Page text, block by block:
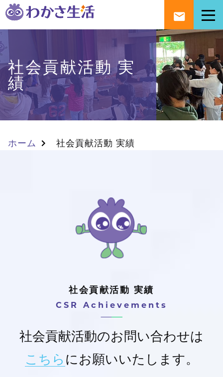
社会貢献活動 実
績
ホーム 社会貢献活動 実績
社会貢献活動 実績
CSR Achievements
社会貢献活動のお問い合わせは
こちら にお願いいたします。